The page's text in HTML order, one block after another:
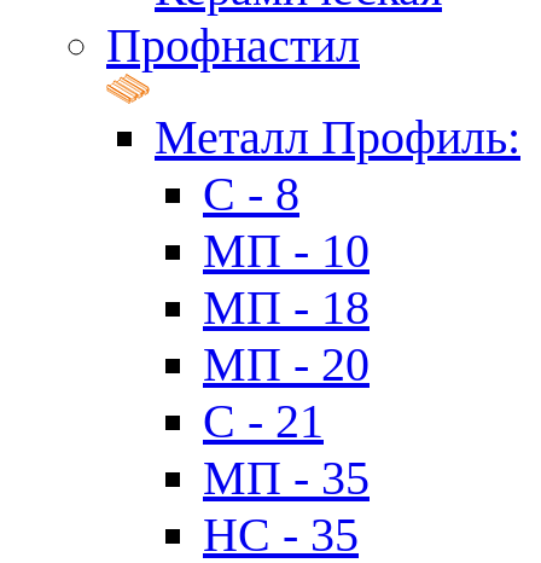
Профнастил
Металл Профиль:
C - 8
МП - 10
МП - 18
МП - 20
C - 21
МП - 35
HC - 35